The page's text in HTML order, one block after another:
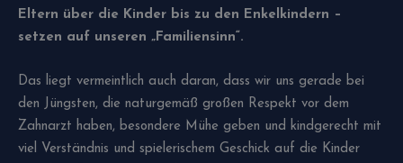
Eltern über die Kinder bis zu den Enkelkindern –
setzen auf unseren „Familiensinn“.
Das liegt vermeintlich auch daran, dass wir uns gerade bei
den Jüngsten, die naturgemäß großen Respekt vor dem
Zahnarzt haben, besondere Mühe geben und kindgerecht mit
viel Verständnis und spielerischem Geschick auf die Kinder